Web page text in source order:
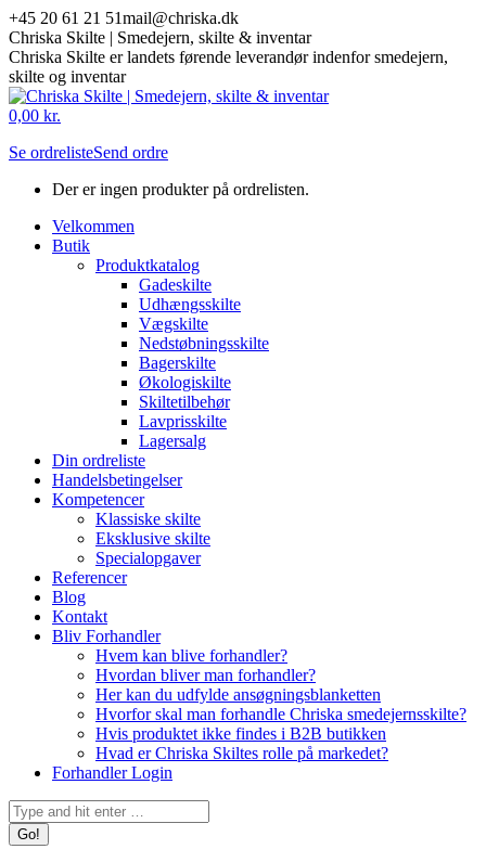
Skip
to
content
+45 20 61 21 51mail@chriska.dk
Chriska Skilte | Smedejern, skilte & inventar
Chriska Skilte er landets førende leverandør indenfor smedejern,
skilte og inventar
Mail
opens
new
Facebook
opens
new
0,00 kr.
Se ordrelisteSend ordre
Der er ingen produkter på ordrelisten.
Velkommen
Butik
Produktkatalog
Gadeskilte
Udhængsskilte
Vægskilte
Nedstøbningsskilte
Bagerskilte
Økologiskilte
Skiltetilbehør
Lavprisskilte
Lagersalg
Din ordreliste
Handelsbetingelser
Kompetencer
Klassiske skilte
Eksklusive skilte
Specialopgaver
Referencer
Blog
Kontakt
Bliv Forhandler
Hvem kan blive forhandler?
Hvordan bliver man forhandler?
Her kan du udfylde ansøgningsblanketten
Hvorfor skal man forhandle Chriska smedejernsskilte?
Hvis produktet ikke findes i B2B butikken
Hvad er Chriska Skiltes rolle på markedet?
Forhandler Login
Search: